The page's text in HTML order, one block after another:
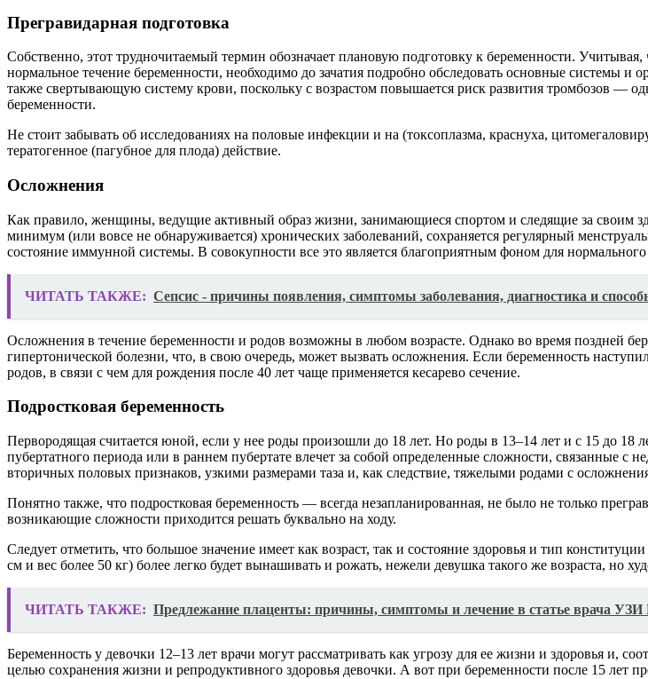
Прегравидарная подготовка
Собственно, этот трудночитаемый термин обозначает плановую подготовку к беременности.
нормальное течение беременности, необходимо до зачатия подробно обследовать основные
также свертывающую систему крови, поскольку с возрастом повышается риск развития тромбозов —
беременности.
Не стоит забывать об исследованиях на половые инфекции и на (токсоплазма, краснуха,
тератогенное (пагубное для плода) действие.
Осложнения
Как правило, женщины, ведущие активный образ жизни, занимающиеся спортом и следящие за своим
минимум (или вовсе не обнаруживается) хронических заболеваний, сохраняется регулярный
состояние иммунной системы. В совокупности все это является благоприятным фоном для
ЧИТАТЬ ТАКЖЕ: Сепсис - причины появления, симптомы заболевания, диагностика и
Осложнения в течение беременности и родов возможны в любом возрасте. Однако во время поздней
гипертонической болезни, что, в свою очередь, может вызвать осложнения. Если беременность
родов, в связи с чем для рождения после 40 лет чаще применяется кесарево сечение.
Подростковая беременность
Первородящая считается юной, если у нее роды произошли до 18 лет. Но роды в 13–14 лет и с 15 до 18
пубертатного периода или в раннем пубертате влечет за собой определенные сложности, связанные с
вторичных половых признаков, узкими размерами таза и, как следствие, тяжелыми родами с
Понятно также, что подростковая беременность — всегда незапланированная, не было не только
возникающие сложности приходится решать буквально на ходу.
Следует отметить, что большое значение имеет как возраст, так и состояние здоровья и тип
см и вес более 50 кг) более легко будет вынашивать и рожать, нежели девушка такого же возраста, но
ЧИТАТЬ ТАКЖЕ: Предлежание плаценты: причины, симптомы и лечение в статье врача
Беременность у девочки 12–13 лет врачи могут рассматривать как угрозу для ее жизни и здоровья и,
целью сохранения жизни и репродуктивного здоровья девочки. А вот при беременности после 15 лет